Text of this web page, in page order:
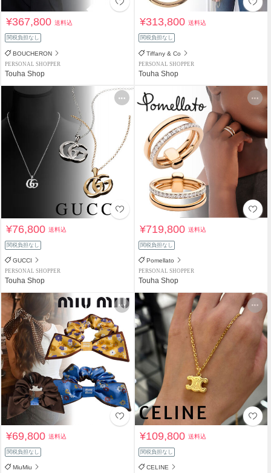
¥367,800送料込
関税負担なし
BOUCHERON
PERSONAL SHOPPER
Touha Shop
¥313,800送料込
関税負担なし
Tiffany & Co
PERSONAL SHOPPER
Touha Shop
¥76,800送料込
関税負担なし
GUCCI
PERSONAL SHOPPER
Touha Shop
¥719,800送料込
関税負担なし
Pomellato
PERSONAL SHOPPER
Touha Shop
¥69,800送料込
関税負担なし
MiuMiu
¥109,800送料込
関税負担なし
CELINE